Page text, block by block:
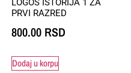
LOGOS ISTORIJA 1 ZA
PRVI RAZRED
800.00 RSD
Dodaj u korpu